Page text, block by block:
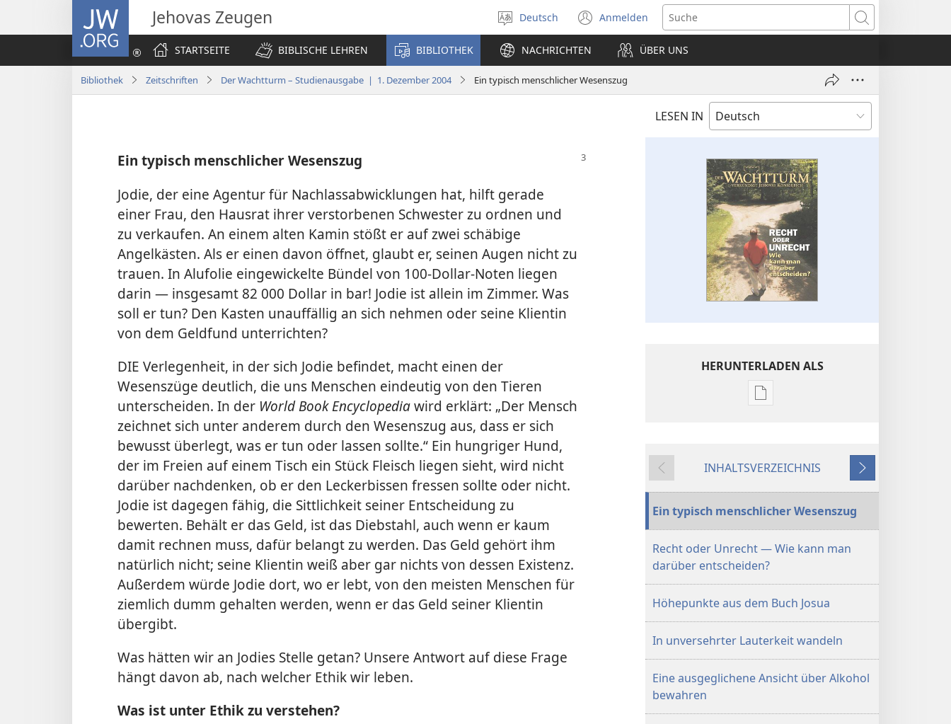
JW.ORG Jehovas Zeugen
Sprache
auswählen
Deutsch Anmelden
(öffnet
neues
Fenster)
Suche
STARTSEITE
BIBLISCHE LEHREN BIBLIOTHEK NACHRICHTEN ÜBER UNS
Bibliothek Zeitschriften Der Wachtturm – Studienausgabe | 1. Dezember 2004 Ein typisch menschlicher Wesenszug
LESEN IN
Ein typisch menschlicher Wesenszug
Jodie, der eine Agentur für Nachlassabwicklungen hat, hilft gerade
einer Frau, den Hausrat ihrer verstorbenen Schwester zu ordnen und
zu verkaufen. An einem alten Kamin stößt er auf zwei schäbige
Angelkästen. Als er einen davon öffnet, glaubt er, seinen Augen nicht zu
trauen. In Alufolie eingewickelte Bündel von 100-Dollar-Noten liegen
darin — insgesamt 82 000 Dollar in bar! Jodie ist allein im Zimmer. Was
soll er tun? Den Kasten unauffällig an sich nehmen oder seine Klientin
von dem Geldfund unterrichten?
DIE Verlegenheit, in der sich Jodie befindet, macht einen der
Wesenszüge deutlich, die uns Menschen eindeutig von den Tieren
unterscheiden. In der World Book Encyclopediawird erklärt: „Der Mensch
zeichnet sich unter anderem durch den Wesenszug aus, dass er sich
bewusst überlegt, was er tun oder lassen sollte.“ Ein hungriger Hund,
der im Freien auf einem Tisch ein Stück Fleisch liegen sieht, wird nicht
darüber nachdenken, ob er den Leckerbissen fressen sollte oder nicht.
Jodie ist dagegen fähig, die Sittlichkeit seiner Entscheidung zu
bewerten. Behält er das Geld, ist das Diebstahl, auch wenn er kaum
damit rechnen muss, dafür belangt zu werden. Das Geld gehört ihm
natürlich nicht; seine Klientin weiß aber gar nichts von dessen Existenz.
Außerdem würde Jodie dort, wo er lebt, von den meisten Menschen für
ziemlich dumm gehalten werden, wenn er das Geld seiner Klientin
übergibt.
Was hätten wir an Jodies Stelle getan? Unsere Antwort auf diese Frage
hängt davon ab, nach welcher Ethik wir leben.
Was ist unter Ethik zu verstehen?
HERUNTERLADEN ALS
Downloadoptionen
WACHTTURM
STUDIENAUSGABE
1. Dezember
Zurück
INHALTSVERZEICHNIS
Weiter
Ein typisch menschlicher Wesenszug
Recht oder Unrecht — Wie kann man
darüber entscheiden?
Höhepunkte aus dem Buch Josua
In unversehrter Lauterkeit wandeln
Eine ausgeglichene Ansicht über Alkohol
bewahren